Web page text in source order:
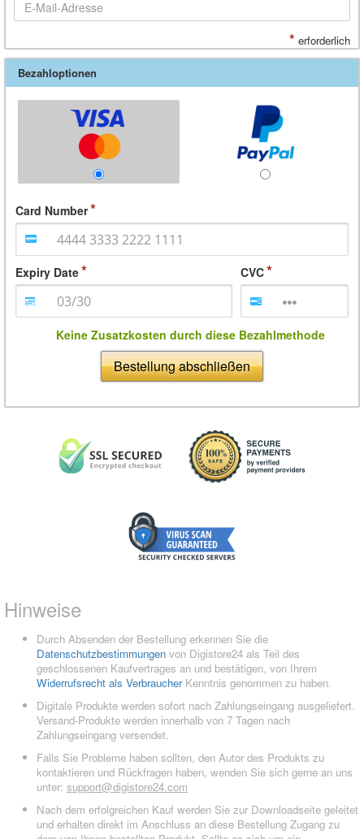
* erforderlich
Bezahloptionen
Card Number
Expiry Date CVC
Keine Zusatzkosten durch diese Bezahlmethode
Bestellung abschließen
Hinweise
Durch Absenden der Bestellung erkennen Sie die
Datenschutzbestimmungen von Digistore24 als Teil des
geschlossenen Kaufvertrages an und bestätigen, von Ihrem
Widerrufsrecht als VerbraucherKenntnis genommen zu haben.
Digitale Produkte werden sofort nach Zahlungseingang ausgeliefert.
Versand-Produkte werden innerhalb von 7 Tagen nach
Zahlungseingang versendet.
Falls Sie Probleme haben sollten, den Autor des Produkts zu
kontaktieren und Rückfragen haben, wenden Sie sich gerne an uns
unter: support@digistore24.com
Nach dem erfolgreichen Kauf werden Sie zur Downloadseite geleitet
und erhalten direkt im Anschluss an diese Bestellung Zugang zu